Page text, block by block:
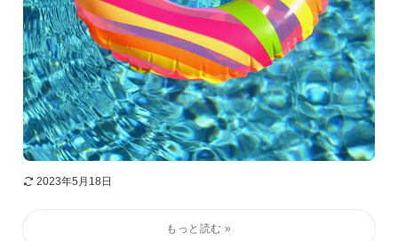
2023年5月18日